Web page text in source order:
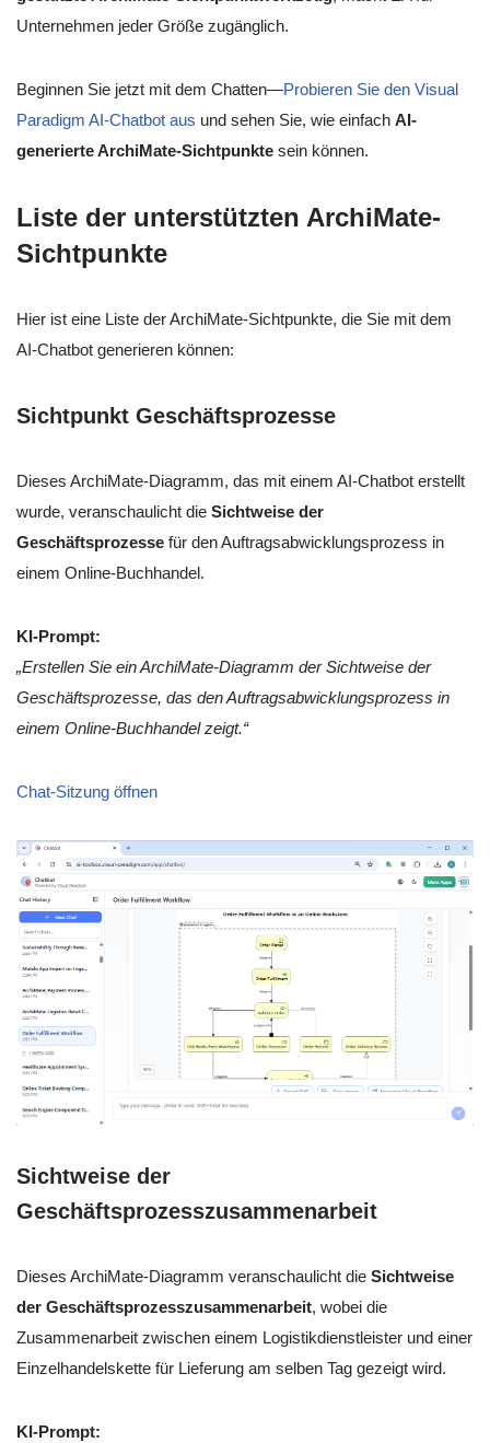
Unternehmen jeder Größe zugänglich.
Beginnen Sie jetzt mit dem Chatten—Probieren Sie den Visual
Paradigm AI-Chatbot aus und sehen Sie, wie einfach AI-
generierte ArchiMate-Sichtpunkte sein können.
Liste der unterstützten ArchiMate-
Sichtpunkte
Hier ist eine Liste der ArchiMate-Sichtpunkte, die Sie mit dem
AI-Chatbot generieren können:
Sichtpunkt Geschäftsprozesse
Dieses ArchiMate-Diagramm, das mit einem AI-Chatbot erstellt
wurde, veranschaulicht die Sichtweise der
Geschäftsprozesse für den Auftragsabwicklungsprozess in
einem Online-Buchhandel.
KI-Prompt:
„Erstellen Sie ein ArchiMate-Diagramm der Sichtweise der
Geschäftsprozesse, das den Auftragsabwicklungsprozess in
einem Online-Buchhandel zeigt.“
Chat-Sitzung öffnen
Sichtweise der
Geschäftsprozesszusammenarbeit
Dieses ArchiMate-Diagramm veranschaulicht die Sichtweise
der Geschäftsprozesszusammenarbeit, wobei die
Zusammenarbeit zwischen einem Logistikdienstleister und einer
Einzelhandelskette für Lieferung am selben Tag gezeigt wird.
KI-Prompt: